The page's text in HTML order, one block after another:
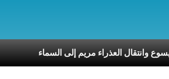
تجلّي الربّ يسوع وانتقال العذراء مريم إلى السماء